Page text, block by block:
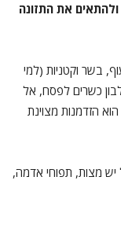
את התזונה
בשר וקטניות (למי
כשרים לפסח, אל
הזדמנות מצוינת
יש מצות, תפוחי אדמה,